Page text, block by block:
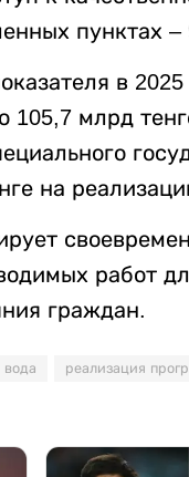
пунктах –
в
105,7 млрд
на
работ
граждан.
вода реализация